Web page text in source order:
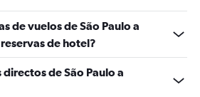
de vuelos de São Paulo a
de hotel?
de São Paulo a